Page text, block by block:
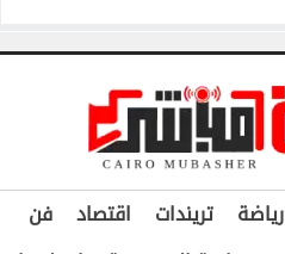
رياضة تريندات اقتصاد
فن